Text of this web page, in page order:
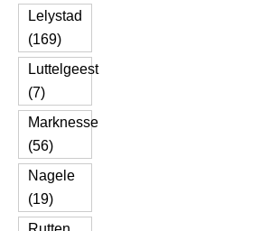
Lelystad
(169)
Luttelgeest
(7)
Marknesse
(56)
Nagele
(19)